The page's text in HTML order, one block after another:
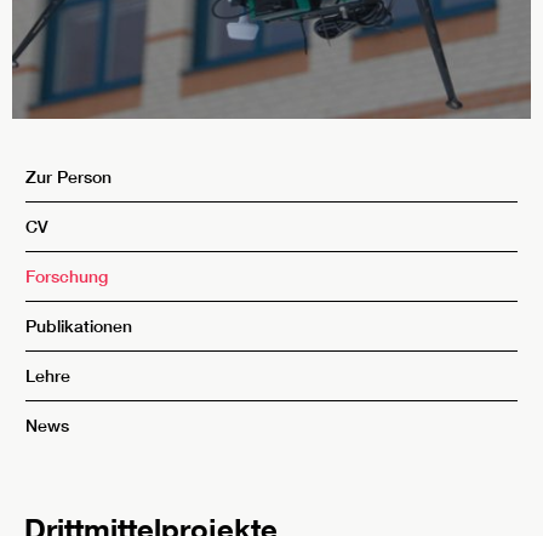
Zur Person
CV
Forschung
Publikationen
Lehre
News
Drittmittelprojekte